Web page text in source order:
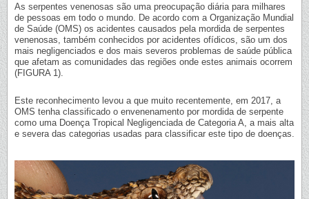
As serpentes venenosas são uma preocupação diária para milhares
de pessoas em todo o mundo. De acordo com a Organização Mundial
de Saúde (OMS) os acidentes causados pela mordida de serpentes
venenosas, também conhecidos por acidentes ofídicos, são um dos
mais negligenciados e dos mais severos problemas de saúde pública
que afetam as comunidades das regiões onde estes animais ocorrem
(FIGURA 1).
Este reconhecimento levou a que muito recentemente, em 2017, a
OMS tenha classificado o envenenamento por mordida de serpente
como uma Doença Tropical Negligenciada de Categoria A, a mais alta
e severa das categorias usadas para classificar este tipo de doenças.